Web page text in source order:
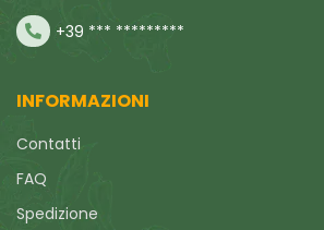
+39 *** *********
INFORMAZIONI
Contatti
FAQ
Spedizione